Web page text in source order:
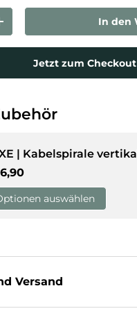
erhöhen In den
Jetzt zum Checkout
| Kabelspirale
Preis
auswählen
Versand